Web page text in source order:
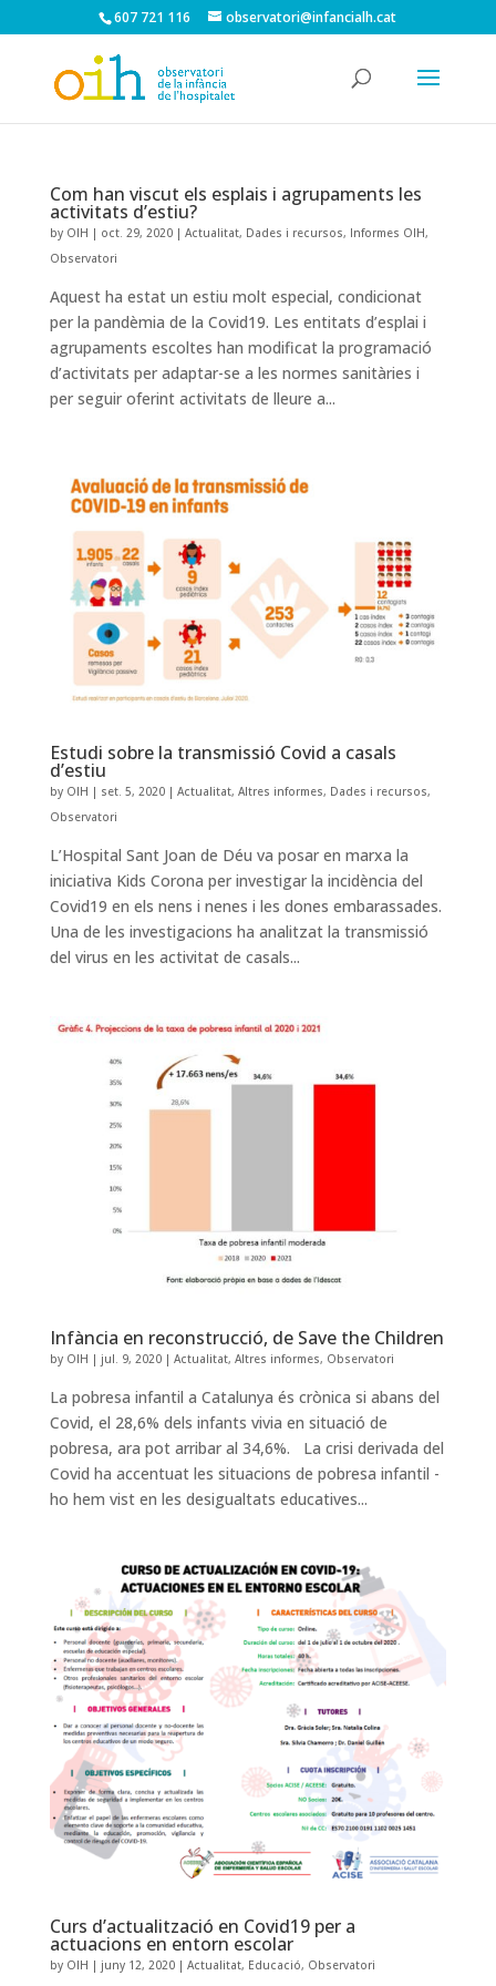
607 721 116 observatori@infancialh.cat
Com han viscut els esplais i agrupaments les
activitats d’estiu?
by OIH | oct. 29, 2020| Actualitat, Dades i recursos, Informes OIH,
Observatori
Aquest ha estat un estiu molt especial, condicionat
per la pandèmia de la Covid19. Les entitats d’esplai i
agrupaments escoltes han modificat la programació
d’activitats per adaptar-se a les normes sanitàries i
per seguir oferint activitats de lleure a...
Estudi sobre la transmissió Covid a casals
d’estiu
by OIH | set. 5, 2020| Actualitat, Altres informes, Dades i recursos,
Observatori
L’Hospital Sant Joan de Déu va posar en marxa la
iniciativa Kids Corona per investigar la incidència del
Covid19 en els nens i nenes i les dones embarassades.
Una de les investigacions ha analitzat la transmissió
del virus en les activitat de casals...
Infància en reconstrucció, de Save the Children
by OIH | jul. 9, 2020| Actualitat, Altres informes, Observatori
La pobresa infantil a Catalunya és crònica si abans del
Covid, el 28,6% dels infants vivia en situació de
pobresa, ara pot arribar al 34,6%. La crisi derivada del
Covid ha accentuat les situacions de pobresa infantil -
ho hem vist en les desigualtats educatives...
Curs d’actualització en Covid19 per a
actuacions en entorn escolar
by OIH | juny 12, 2020| Actualitat, Educació, Observatori